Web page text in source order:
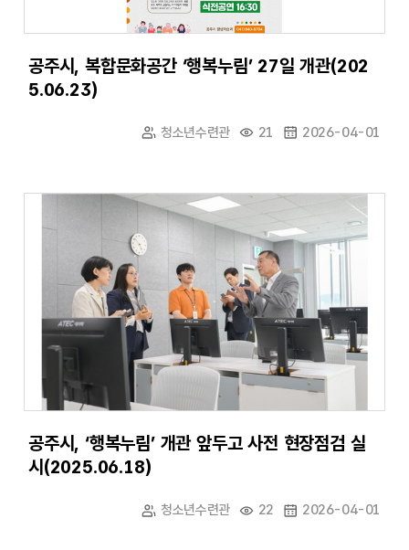
공주시, 복합문화공간 ‘행복누림’ 27일 개관(202
5.06.23)
청소년수련관 21 2026-04-01
공주시, ‘행복누림’ 개관 앞두고 사전 현장점검 실
시(2025.06.18)
청소년수련관 22 2026-04-01